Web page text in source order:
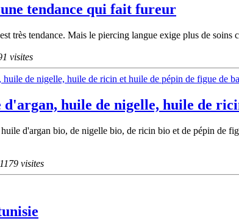
tendance qui fait fureur
très tendance. Mais le piercing langue exige plus de soins
visites
d'argan, huile de nigelle, huile de
d'argan bio, de nigelle bio, de ricin bio et de pépin de
visites